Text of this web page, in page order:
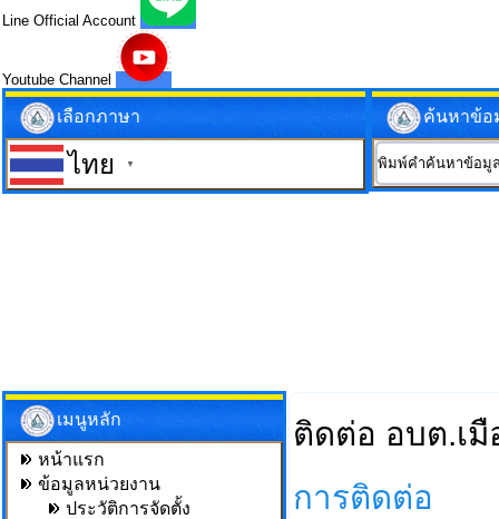
Line Official Account
Youtube Channel
เลือกภาษา
ไทย ▼
ค้นหาข้อ
เมนูหลัก
หน้าแรก
ข้อมูลหน่วยงาน
ประวัติการจัดตั้ง
ติดต่อ อบต.เมื
การติดต่อ